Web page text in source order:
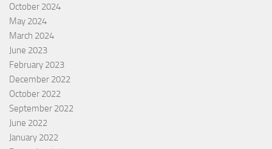
October 2024
May 2024
March 2024
June 2023
February 2023
December 2022
October 2022
September 2022
June 2022
January 2022